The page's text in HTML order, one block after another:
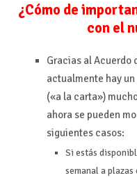
¿Cómo de
con el
Gracias al Acuerdo
actualmente hay
(«a la carta»)
ahora se pueden
siguientes casos:
Si estás
semanal a